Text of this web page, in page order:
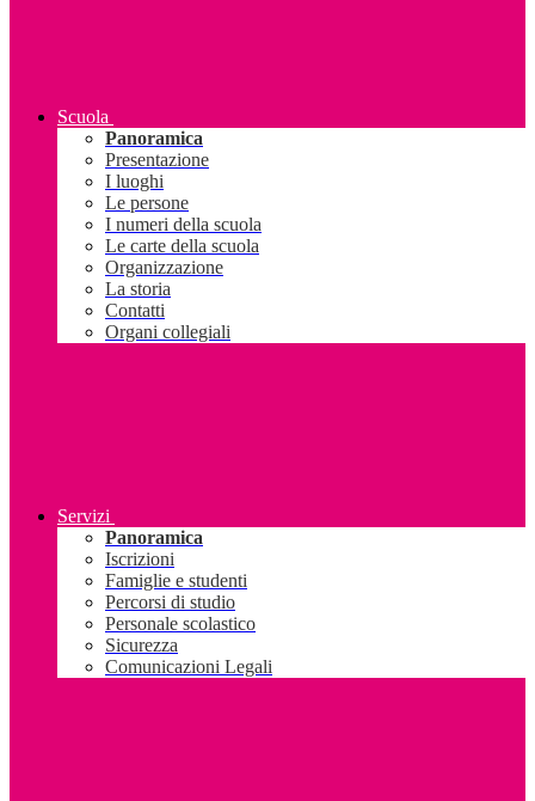
Scuola
Panoramica
Presentazione
I luoghi
Le persone
I numeri della scuola
Le carte della scuola
Organizzazione
La storia
Contatti
Organi collegiali
Servizi
Panoramica
Iscrizioni
Famiglie e studenti
Percorsi di studio
Personale scolastico
Sicurezza
Comunicazioni Legali